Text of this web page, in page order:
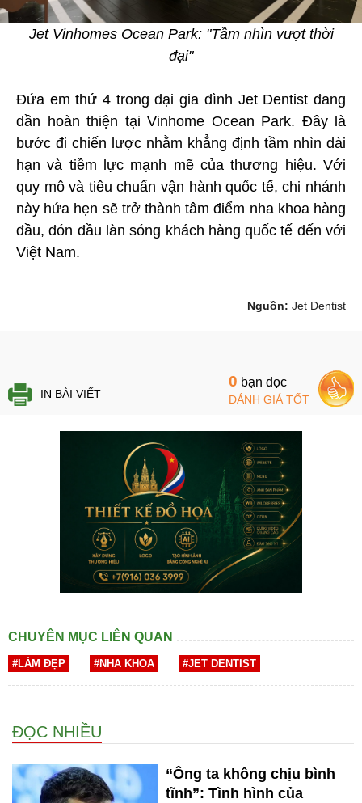
Jet Vinhomes Ocean Park: "Tầm nhìn vượt thời
đại"
Đứa em thứ 4 trong đại gia đình Jet Dentist đang
dần hoàn thiện tại Vinhome Ocean Park. Đây là
bước đi chiến lược nhằm khẳng định tầm nhìn dài
hạn và tiềm lực mạnh mẽ của thương hiệu. Với
quy mô và tiêu chuẩn vận hành quốc tế, chi nhánh
này hứa hẹn sẽ trở thành tâm điểm nha khoa hàng
đầu, đón đầu làn sóng khách hàng quốc tế đến với
Việt Nam.
Nguồn: Jet Dentist
IN BÀI VIẾT
0 bạn đọc
ĐÁNH GIÁ TỐT
CHUYÊN MỤC LIÊN QUAN
#LÀM ĐẸP #NHA KHOA #JET DENTIST
ĐỌC NHIỀU
“Ông ta không chịu bình
tĩnh”: Tình hình của